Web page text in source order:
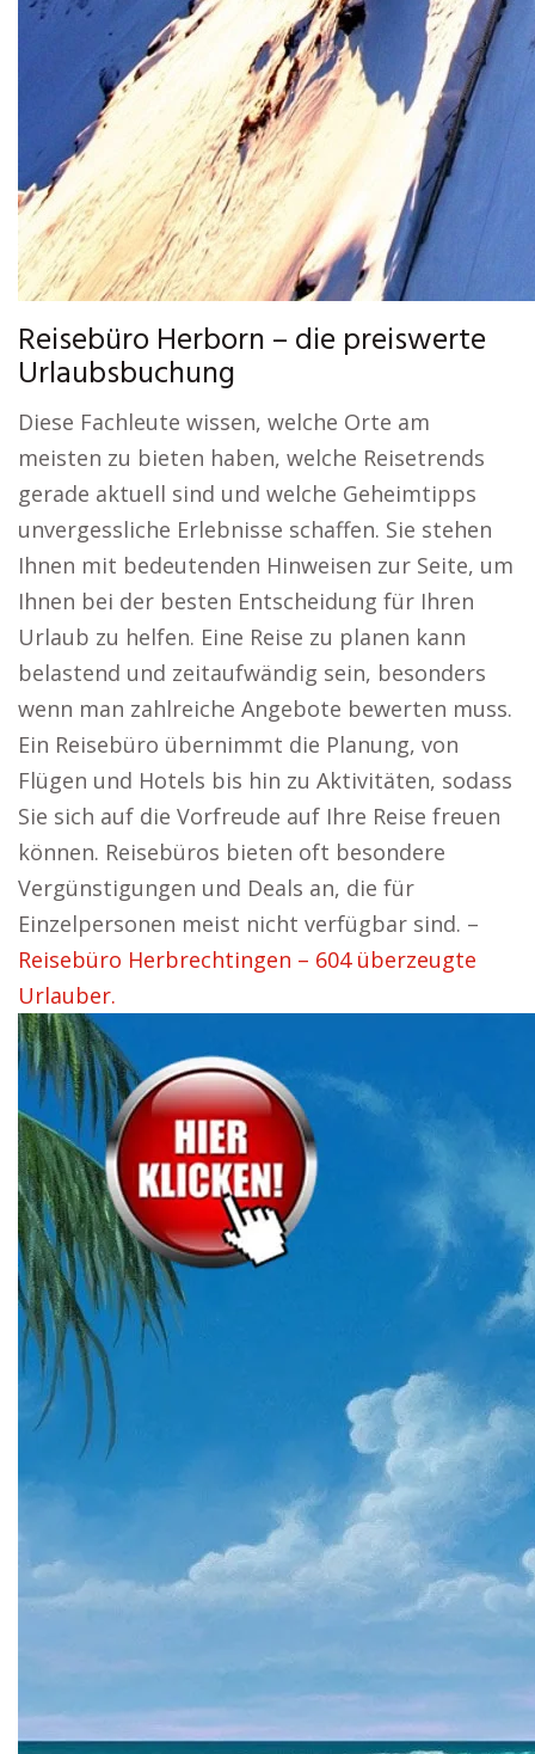
Reisebüro Herborn – die preiswerte
Urlaubsbuchung
Diese Fachleute wissen, welche Orte am
meisten zu bieten haben, welche Reisetrends
gerade aktuell sind und welche Geheimtipps
unvergessliche Erlebnisse schaffen. Sie stehen
Ihnen mit bedeutenden Hinweisen zur Seite, um
Ihnen bei der besten Entscheidung für Ihren
Urlaub zu helfen. Eine Reise zu planen kann
belastend und zeitaufwändig sein, besonders
wenn man zahlreiche Angebote bewerten muss.
Ein Reisebüro übernimmt die Planung, von
Flügen und Hotels bis hin zu Aktivitäten, sodass
Sie sich auf die Vorfreude auf Ihre Reise freuen
können. Reisebüros bieten oft besondere
Vergünstigungen und Deals an, die für
Einzelpersonen meist nicht verfügbar sind. –
Reisebüro Herbrechtingen – 604 überzeugte
Urlauber.